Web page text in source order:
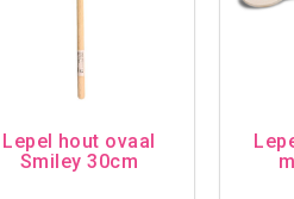
Lepel hout ovaal
Smiley 30cm